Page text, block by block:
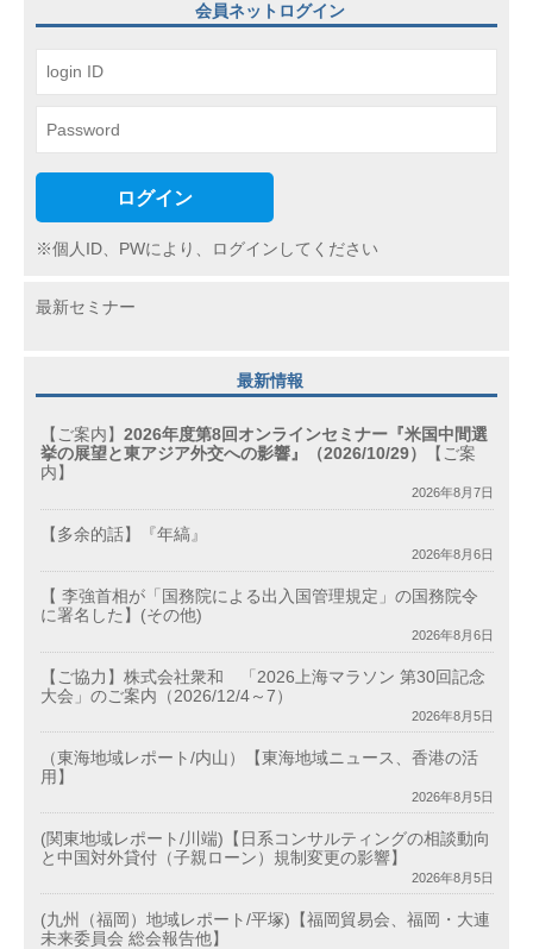
ン
会員ネットログイン
ログイン
※個人ID、PWにより、ログインしてください
最新セミナー
最新情報
【ご案内】 2026年度第8回オンラインセミナー『米国中間選
挙の展望と東アジア外交への影響』（2026/10/29）
【ご案
内】
2026年8月7日
【多余的話】『年縞』
2026年8月6日
【 李強首相が「国務院による出入国管理規定」の国務院令
に署名した】(その他)
2026年8月6日
【ご協力】株式会社衆和 「2026上海マラソン 第30回記念
大会」のご案内（2026/12/4～7）
2026年8月5日
（東海地域レポート/内山）【東海地域ニュース、香港の活
用】
2026年8月5日
(関東地域レポート/川端)【日系コンサルティングの相談動向
と中国対外貸付（子親ローン）規制変更の影響】
2026年8月5日
(九州（福岡）地域レポート/平塚)【福岡貿易会、福岡・大連
未来委員会 総会報告他】